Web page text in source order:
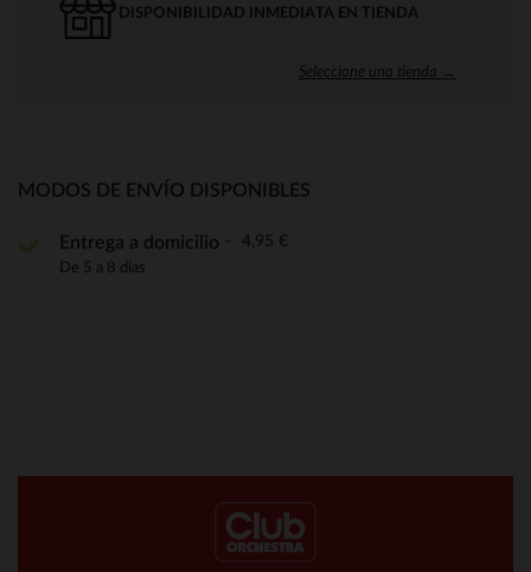
DISPONIBILIDAD INMEDIATA EN TIENDA
Seleccione una tienda →
MODOS DE ENVÍO DISPONIBLES
Entrega a domicilio 4,95 €
De 5 a 8 días